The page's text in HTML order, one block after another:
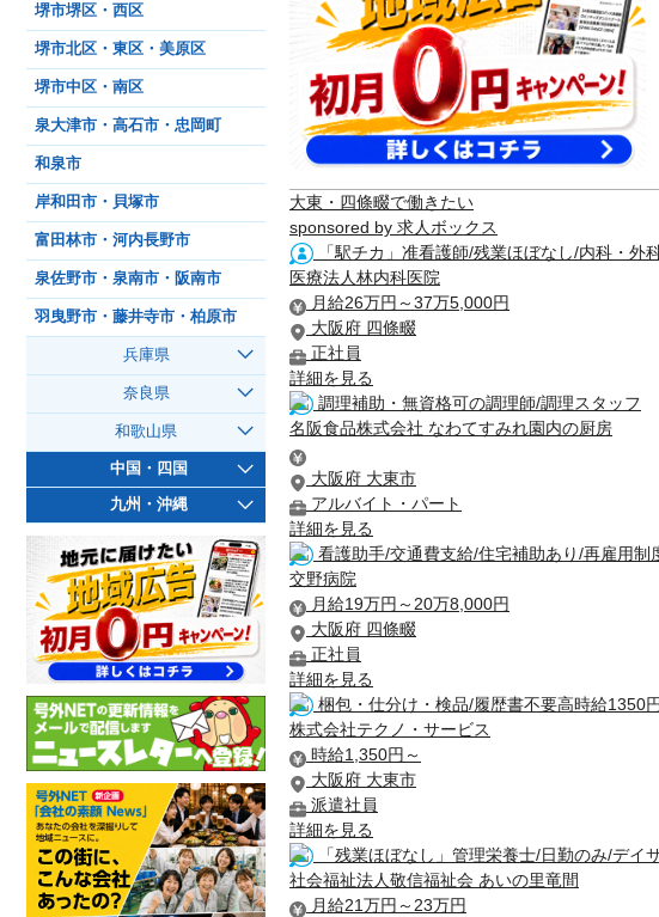
大東・四條畷で働きたい
sponsored by 求人ボックス
「駅チカ」准看護師/残業ほぼなし/内科・外
医療法人林内科医院
月給26万円～37万5,000円
大阪府 四條畷
正社員
詳細を見る
調理補助・無資格可の調理師/調理スタッフ
名阪食品株式会社 なわてすみれ園内の厨房
大阪府 大東市
アルバイト・パート
詳細を見る
看護助手/交通費支給/住宅補助あり/再雇用制
交野病院
月給19万円～20万8,000円
大阪府 四條畷
正社員
詳細を見る
梱包・仕分け・検品/履歴書不要高時給1350
株式会社テクノ・サービス
時給1,350円～
大阪府 大東市
派遣社員
詳細を見る
「残業ほぼなし」管理栄養士/日勤のみ/デイ
社会福祉法人敬信福祉会 あいの里竜間
月給21万円～23万円
堺市堺区・西区
堺市北区・東区・美原区
堺市中区・南区
泉大津市・高石市・忠岡町
和泉市
岸和田市・貝塚市
富田林市・河内長野市
泉佐野市・泉南市・阪南市
羽曳野市・藤井寺市・柏原市
兵庫県
奈良県
和歌山県
中国・四国
九州・沖縄